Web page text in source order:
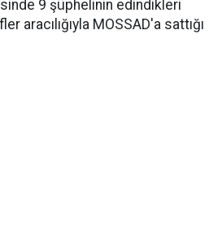
9 şüphelinin edindikleri
aracılığıyla MOSSAD'a sattığı